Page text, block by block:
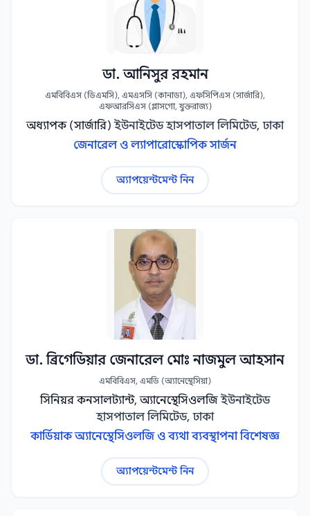
ডা. আনিসুর রহমান
এমবিবিএস (ডিএমসি), এমএসসি (কানাডা), এফসিপিএস (সার্জারি),
এফআরসিএস (গ্লাসগো, যুক্তরাজ্য)
অধ্যাপক (সার্জারি) ইউনাইটেড হাসপাতাল লিমিটেড, ঢাকা
জেনারেল ও ল্যাপারোস্কোপিক সার্জন
অ্যাপয়েন্টমেন্ট নিন
ডা. ব্রিগেডিয়ার জেনারেল মোঃ নাজমুল আহসান
এমবিবিএস, এমডি (অ্যানেস্থেসিয়া)
সিনিয়র কনসালট্যান্ট, অ্যানেস্থেসিওলজি ইউনাইটেড
হাসপাতাল লিমিটেড, ঢাকা
কার্ডিয়াক অ্যানেস্থেসিওলজি ও ব্যথা ব্যবস্থাপনা বিশেষজ্ঞ
অ্যাপয়েন্টমেন্ট নিন